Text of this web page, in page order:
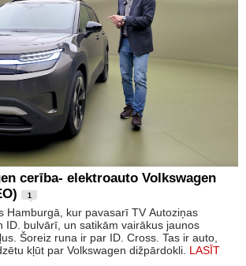
cerība- elektroauto Volkswagen
1
Hamburgā, kur pavasarī TV Autoziņas
ID. bulvārī, un satikām vairākus jaunos
Šoreiz runa ir par ID. Cross. Tas ir auto,
kļūt par Volkswagen dižpārdokli. LASĪT